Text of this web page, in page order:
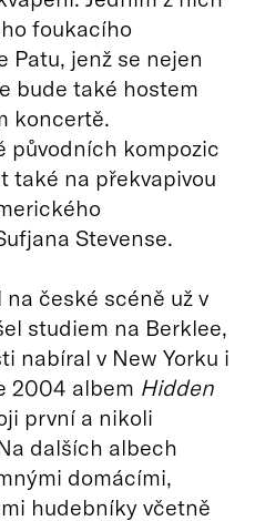
foukacího
Patu, jenž se nejen
bude také hostem
koncertě.
původních kompozic
také na překvapivou
Stevense.
na české scéně už v
studiem na Berklee,
nabíral v New Yorku i
2004 albem Hidden
první a nikoli
dalších albech
domácími,
hudebníky včetně